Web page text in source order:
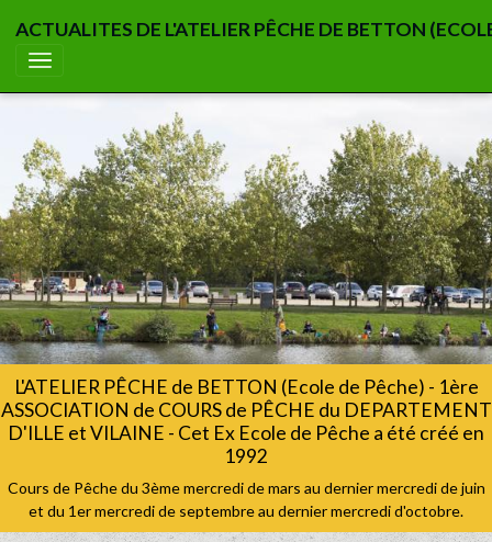
ACTUALITES DE L'ATELIER PÊCHE DE BETTON
L'ATELIER PÊCHE de BETTON (Ecole de Pêche) - 1ère
ASSOCIATION de COURS de PÊCHE du DEPARTEMENT
D'ILLE et VILAINE - Cet Ex Ecole de Pêche a été créé en
1992
Cours de Pêche du 3ème mercredi de mars au dernier mercredi de juin
et du 1er mercredi de septembre au dernier mercredi d'octobre.